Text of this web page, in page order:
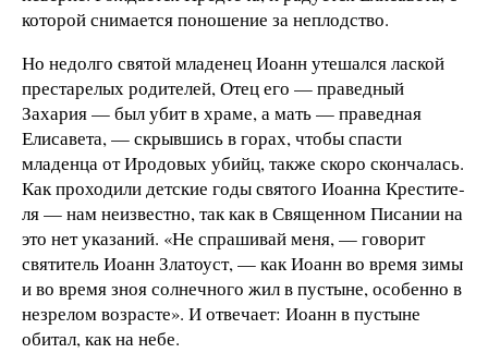
которой снимается поношение за неплодство.
Но недолго святой младенец Иоанн утешался лаской
престарелых родителей, Отец его — праведный
Захария — был убит в храме, а мать — праведная
Елисавета, — скрывшись в горах, чтобы спасти
младенца от Иродовых убийц, также скоро скончалась.
Как проходили детские годы святого Иоанна Крестите­
ля — нам неизвестно, так как в Священном Писании на
это нет указаний. «Не спрашивай меня, — говорит
святи­тель Иоанн Златоуст, — как Иоанн во время зимы
и во время зноя солнечного жил в пустыне, особенно в
незре­лом возрасте». И отвечает: Иоанн в пустыне
обитал, как на небе.